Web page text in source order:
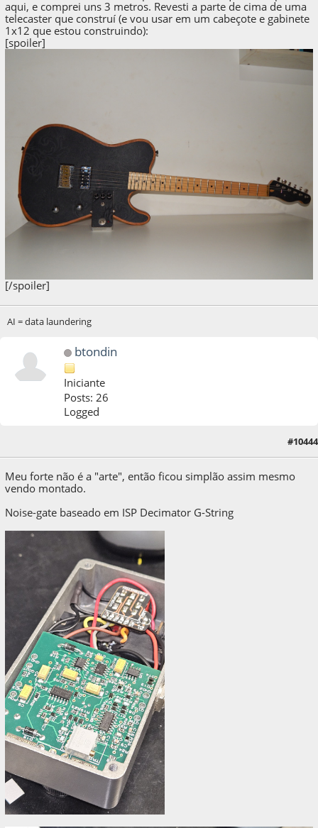
aqui, e comprei uns 3 metros. Revesti a parte de cima de uma
telecaster que construí (e vou usar em um cabeçote e gabinete
1x12 que estou construindo):
[spoiler]
[/spoiler]
AI = data laundering
btondin
Iniciante
Posts: 26
Logged
#10444
Meu forte não é a "arte", então ficou simplão assim mesmo
vendo montado.
Noise-gate baseado em ISP Decimator G-String